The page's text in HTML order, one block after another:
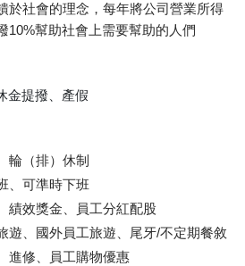
於社會的理念，每年將公司營業所得
10%幫助社會上需要幫助的人們
金提撥、產假
輪（排）休制
、可準時下班
績效獎金、員工分紅配股
遊、國外員工旅遊、尾牙/不定期餐敘
進修、員工購物優惠